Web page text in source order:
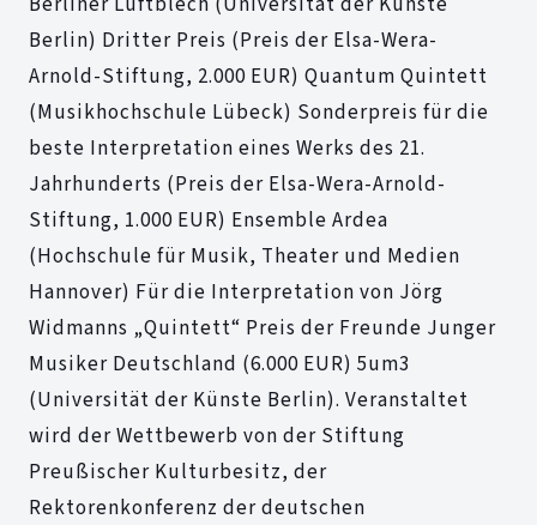
Berlin) Dritter Preis (Preis der Elsa-Wera-
Arnold-Stiftung, 2.000 EUR) Quantum Quintett
(Musikhochschule Lübeck) Sonderpreis für die
beste Interpretation eines Werks des 21.
Jahrhunderts (Preis der Elsa-Wera-Arnold-
Stiftung, 1.000 EUR) Ensemble Ardea
(Hochschule für Musik, Theater und Medien
Hannover) Für die Interpretation von Jörg
Widmanns „Quintett“ Preis der Freunde Junger
Musiker Deutschland (6.000 EUR) 5um3
(Universität der Künste Berlin). Veranstaltet
wird der Wettbewerb von der Stiftung
Preußischer Kulturbesitz, der
Rektorenkonferenz der deutschen